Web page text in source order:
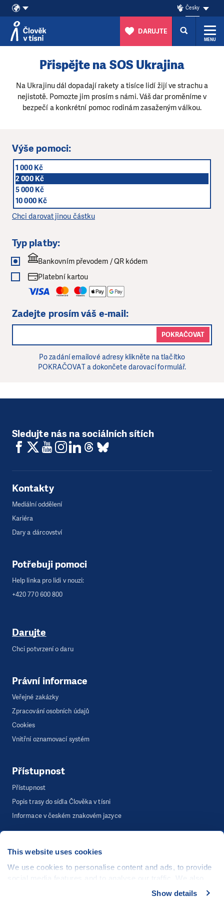
This website uses cookies
We use cookies to personalise content and ads, to provide
social media features and to analyse our traffic. We also
share information about your use of our site with our social
Show details
Česky
DARUJTE
MENU
Přispějte na SOS Ukrajina
Na Ukrajinu dál dopadají rakety a tisíce lidí žijí ve strachu a
nejistotě. Pomozte jim prosím s námi. Váš dar proměníme v
bezpečí a konkrétní pomoc rodinám zasaženým válkou.
Výše pomoci:
1 000 Kč
2 000 Kč
5 000 Kč
10 000 Kč
Chci darovat jinou částku
Typ platby:
Bankovním převodem / QR kódem
Platební kartou
Zadejte prosím váš e-mail:
POKRAČOVAT
Po zadání emailové adresy klikněte na tlačítko
POKRAČOVAT a dokončete darovací formulář.
Sledujte nás na sociálních sítích
Kontakty
Mediální oddělení
Kariéra
Dary a dárcovství
Potřebuji pomoci
Help linka pro lidi v nouzi:
+420 770 600 800
Darujte
Chci potvrzení o daru
Právní informace
Veřejné zakázky
Zpracování osobních údajů
Cookies
Vnitřní oznamovací systém
Přístupnost
Přístupnost
Popis trasy do sídla Člověka v tísni
Informace v českém znakovém jazyce
©Člověk v tísni, o.p.s. , Šafaříkova 635/24, 120 00 Praha 2
Webová stránka běží na bezplatně poskytnutém server hostingu od
CZECHIA.COM